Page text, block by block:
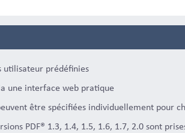
utilisateur prédéfinies
une interface web pratique
être spécifiées individuellement pour
PDF® 1.3, 1.4, 1.5, 1.6, 1.7, 2.0 sont